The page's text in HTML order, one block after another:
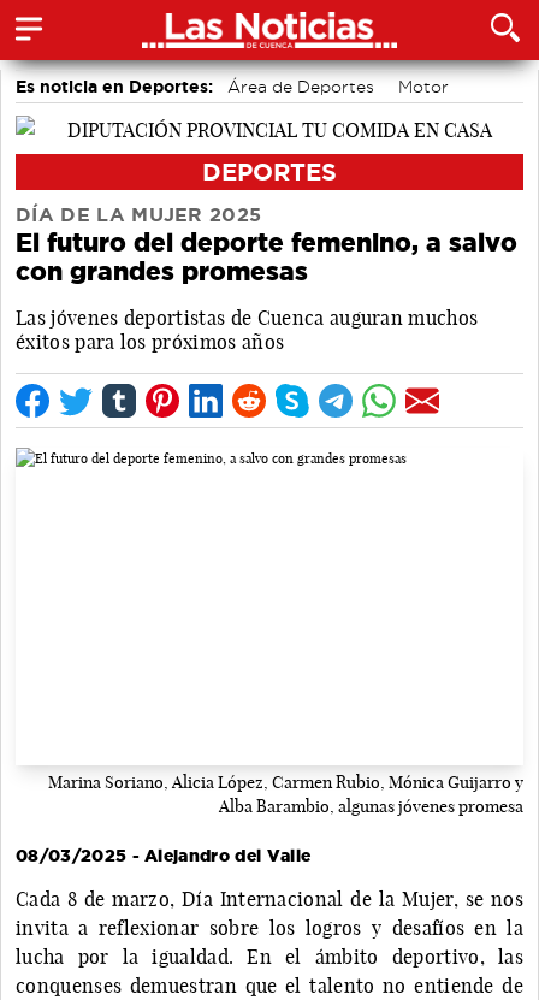
Es noticia en Deportes: Área de Deportes
Motor
Bádminton
DEPORTES
DÍA DE LA MUJER 2025
El futuro del deporte femenino, a salvo
con grandes promesas
Las jóvenes deportistas de Cuenca auguran muchos
éxitos para los próximos años
Marina Soriano, Alicia López, Carmen Rubio, Mónica Guijarro y
Alba Barambio, algunas jóvenes promesa
08/03/2025 - Alejandro del Valle
Cada 8 de marzo, Día Internacional de la Mujer, se nos
invita a reflexionar sobre los logros y desafíos en la
lucha por la igualdad. En el ámbito deportivo, las
conquenses demuestran que el talento no entiende de